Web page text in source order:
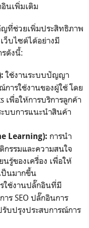
อินเพิ่มเติม
ญที่ช่วยเพิ่มประสิทธิภาพ
ว็บไซต์ได้อย่างมี
ดังนี้:
ใช้งานระบบปัญญา
ารใช้งานของผู้ใช้ โดย
เพื่อให้การบริการลูกค้า
บบการแนะนำสินค้า
Learning): การนำ
รรมและความสนใจ
นรู้ของเครื่อง เพื่อให้
ป็นมากขึ้น
ใช้งานปลั๊กอินที่มี
ร SEO ปลั๊กอินการ
บปรุงประสบการณ์การ